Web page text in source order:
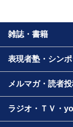
雑誌・書籍
表現者塾・シン
メルマガ・読者
ラジオ・ＴＶ・